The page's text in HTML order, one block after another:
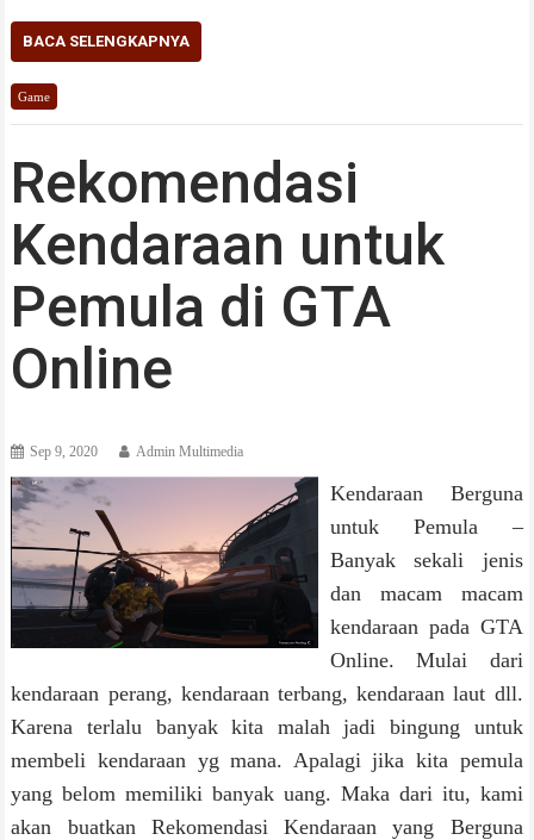
BACA SELENGKAPNYA
Game
Rekomendasi
Kendaraan untuk
Pemula di GTA
Online
Sep 9, 2020 Admin Multimedia
Kendaraan Berguna
untuk Pemula –
Banyak sekali jenis
dan macam macam
kendaraan pada GTA
Online. Mulai dari
kendaraan perang, kendaraan terbang, kendaraan laut dll.
Karena terlalu banyak kita malah jadi bingung untuk
membeli kendaraan yg mana. Apalagi jika kita pemula
yang belom memiliki banyak uang. Maka dari itu, kami
akan buatkan Rekomendasi Kendaraan yang Berguna